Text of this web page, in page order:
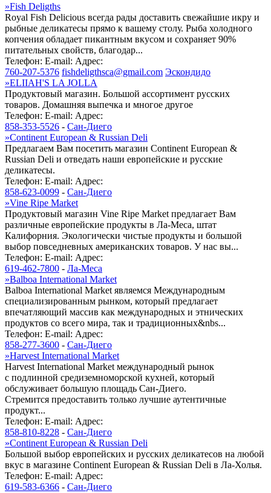
»Fish Deligths
Royal Fish Delicious всегда рады доставить свежайшие икру и
рыбные деликатесы прямо к вашему столу. Рыба холодного
копчения обладает пикантным вкусом и сохраняет 90%
питательных свойств, благодар...
Телефон: E-mail: Адрес:
760-207-5376 fishdeligthsca@gmail.com Эскондидо
»ELIIAH'S LA JOLLA
Продуктовый магазин. Большой ассортимент русских
товаров. Домашняя выпечка и многое другое
Телефон: E-mail: Адрес:
858-353-5526 - Сан-Диего
»Continent European & Russian Deli
Предлагаем Вам посетить магазин Continent European &
Russian Deli и отведать наши европейские и русские
деликатесы.
Телефон: E-mail: Адрес:
858-623-0099 - Сан-Диего
»Vine Ripe Market
Продуктовый магазин Vine Ripe Market предлагает Вам
различные европейские продукты в Ла-Меса, штат
Калифорния. Экологически чистые продукты и большой
выбор повседневных американских товаров. У нас вы...
Телефон: E-mail: Адрес:
619-462-7800 - Ла-Меса
»Balboa International Market
Balboa International Market являемся Международным
специализированным рынком, который предлагает
впечатляющий массив как международных и этнических
продуктов со всего мира, так и традиционных&nbs...
Телефон: E-mail: Адрес:
858-277-3600 - Сан-Диего
»Harvest International Market
Harvest International Market международный рынок
c подлинной средиземноморской кухней, который
обслуживает большую площадь Сан-Диего.
Cтремится предоставить только лучшие аутентичные
продукт...
Телефон: E-mail: Адрес:
858-810-8228 - Сан-Диего
»Continent European & Russian Deli
Большой выбор европейских и русских деликатесов на любой
вкус в магазине Continent European & Russian Deli в Ла-Холья.
Телефон: E-mail: Адрес:
619-583-6366 - Сан-Диего